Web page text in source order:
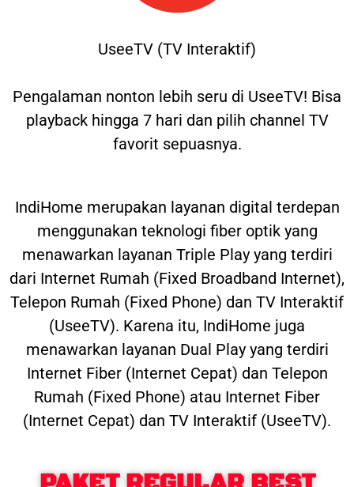
UseeTV (TV Interaktif)
Pengalaman nonton lebih seru di UseeTV! Bisa
playback hingga 7 hari dan pilih channel TV
favorit sepuasnya.
IndiHome merupakan layanan digital terdepan
menggunakan teknologi fiber optik yang
menawarkan layanan Triple Play yang terdiri
dari Internet Rumah (Fixed Broadband Internet),
Telepon Rumah (Fixed Phone) dan TV Interaktif
(UseeTV). Karena itu, IndiHome juga
menawarkan layanan Dual Play yang terdiri
Internet Fiber (Internet Cepat) dan Telepon
Rumah (Fixed Phone) atau Internet Fiber
(Internet Cepat) dan TV Interaktif (UseeTV).